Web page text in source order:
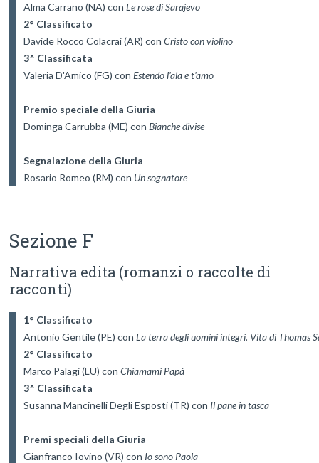
Alma Carrano (NA) con Le rose di Sarajevo
2° Classificato
Davide Rocco Colacrai (AR) con Cristo con violino
3^ Classificata
Valeria D'Amico (FG) con Estendo l'ala e t'amo
Premio speciale della Giuria
Dominga Carrubba (ME) con Bianche divise
Segnalazione della Giuria
Rosario Romeo (RM) con Un sognatore
Sezione F
Narrativa edita (romanzi o raccolte di
racconti)
1° Classificato
Antonio Gentile (PE) con La terra degli uomini integri. Vita di Thomas
2° Classificato
Marco Palagi (LU) con Chiamami Papà
3^ Classificata
Susanna Mancinelli Degli Esposti (TR) con Il pane in tasca
Premi speciali della Giuria
Gianfranco Iovino (VR) con Io sono Paola